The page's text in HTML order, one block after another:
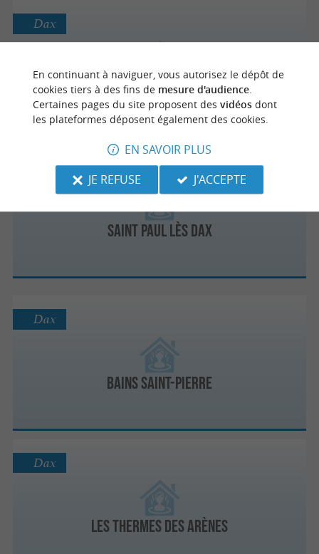
Les Thermes du Grand Hôtel
Dax
Saint Paul lès Dax
Saint-Paul-lès-Dax
Bains Saint-Pierre
Dax
Les Thermes des Arènes
Dax
En continuant à naviguer, vous autorisez le dépôt de
cookies tiers à des fins de mesure d'audience.
Certaines pages du site proposent des vidéosdont
les plateformes déposent également des cookies.
EN SAVOIR PLUS
JE REFUSE
J'ACCEPTE